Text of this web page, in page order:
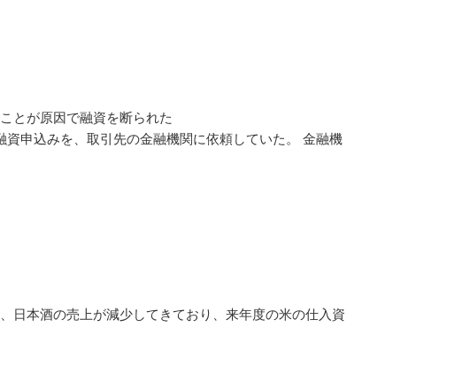
とが原因で融資を断られた
申込みを、取引先の金融機関に依頼していた。 金融機
日本酒の売上が減少してきており、来年度の米の仕入資